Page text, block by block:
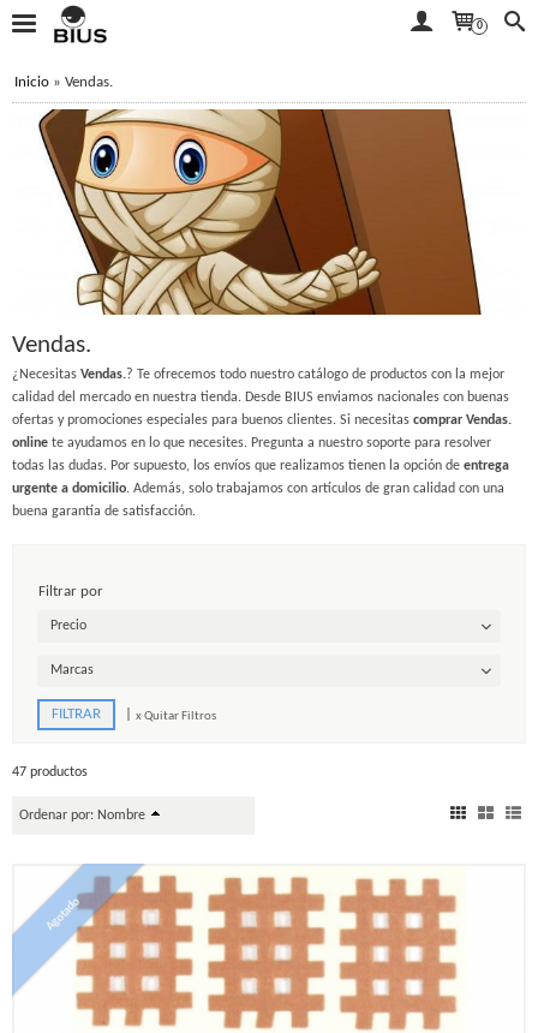
0
Inicio » Vendas.
Vendas.
¿Necesitas Vendas.? Te ofrecemos todo nuestro catálogo de productos con la mejor
calidad del mercado en nuestra tienda. Desde BIUS enviamos nacionales con buenas
ofertas y promociones especiales para buenos clientes. Si necesitas comprar Vendas.
online te ayudamos en lo que necesites. Pregunta a nuestro soporte para resolver
todas las dudas. Por supuesto, los envíos que realizamos tienen la opción de entrega
urgente a domicilio. Además, solo trabajamos con artículos de gran calidad con una
buena garantía de satisfacción.
Filtrar por
Precio
Marcas
x Quitar Filtros
47 productos
Ordenar por: Nombre
Agotado